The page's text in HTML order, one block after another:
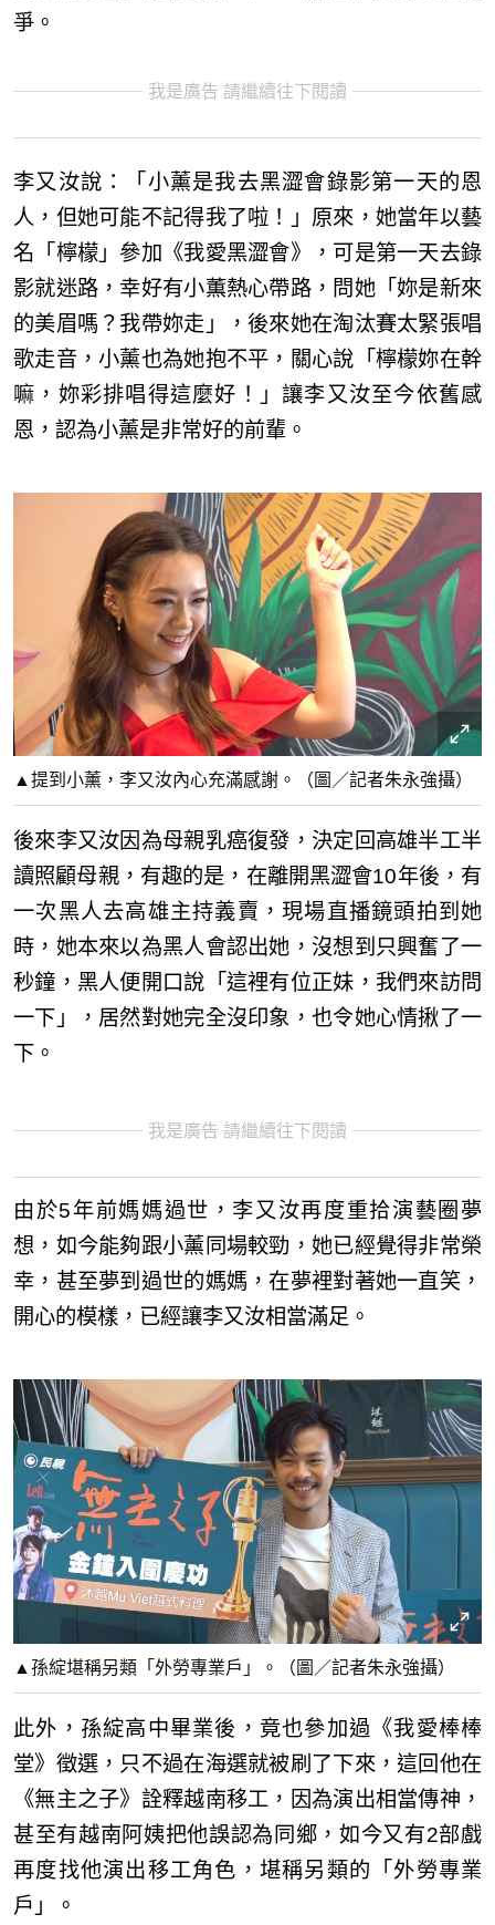
爭。
我是廣告 請繼續往下閱讀
李又汝說：「小薰是我去黑澀會錄影第一天的恩
人，但她可能不記得我了啦！」原來，她當年以藝
名「檸檬」參加《我愛黑澀會》，可是第一天去錄
影就迷路，幸好有小薫熱心帶路，問她「妳是新來
的美眉嗎？我帶妳走」，後來她在淘汰賽太緊張唱
歌走音，小薰也為她抱不平，關心說「檸檬妳在幹
嘛，妳彩排唱得這麼好！」讓李又汝至今依舊感
恩，認為小薰是非常好的前輩。
▲提到小薰，李又汝內心充滿感謝。（圖／記者朱永強攝）
後來李又汝因為母親乳癌復發，決定回高雄半工半
讀照顧母親，有趣的是，在離開黑澀會10年後，有
一次黑人去高雄主持義賣，現場直播鏡頭拍到她
時，她本來以為黑人會認出她，沒想到只興奮了一
秒鐘，黑人便開口說「這裡有位正妹，我們來訪問
一下」，居然對她完全沒印象，也令她心情揪了一
下。
我是廣告 請繼續往下閱讀
由於5年前媽媽過世，李又汝再度重拾演藝圈夢
想，如今能夠跟小薰同場較勁，她已經覺得非常榮
幸，甚至夢到過世的媽媽，在夢裡對著她一直笑，
開心的模樣，已經讓李又汝相當滿足。
▲孫綻堪稱另類「外勞專業戶」。（圖／記者朱永強攝）
此外，孫綻高中畢業後，竟也參加過《我愛棒棒
堂》徵選，只不過在海選就被刷了下來，這回他在
《無主之子》詮釋越南移工，因為演出相當傳神，
甚至有越南阿姨把他誤認為同鄉，如今又有2部戲
再度找他演出移工角色，堪稱另類的「外勞專業
戶」。